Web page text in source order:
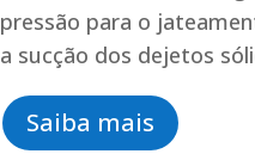
pressão para o
a sucção dos dejetos
Saiba mais